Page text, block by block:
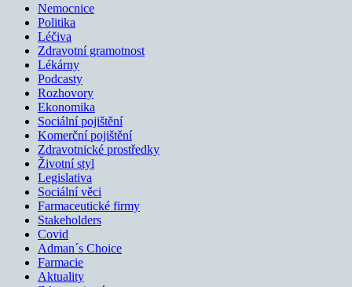
Nemocnice
Politika
Léčiva
Zdravotní gramotnost
Lékárny
Podcasty
Rozhovory
Ekonomika
Sociální pojištění
Komerční pojištění
Zdravotnické prostředky
Životní styl
Legislativa
Sociální věci
Farmaceutické firmy
Stakeholders
Covid
Adman´s Choice
Farmacie
Aktuality